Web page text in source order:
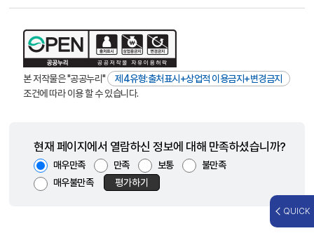
본 저작물은 "공공누리"
제4유형:출처표시+상업적 이용금지+변경금지
조건에 따라 이용 할 수 있습니다.
현재 페이지에서 열람하신 정보에 대해 만족하셨습니까?
매우만족 만족 보통
불만족
매우불만족
평가하기
QUICK